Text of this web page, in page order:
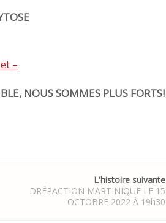
–
NOUS SOMMES PLUS FORTS!
L'histoire suivante
DRÉPACTION MARTINIQUE LE 15
OCTOBRE 2022 À 19h30